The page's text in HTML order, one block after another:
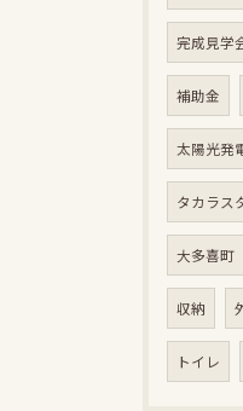
完成見学
補助金
太陽光発
タカラス
大多喜町
収納
トイレ